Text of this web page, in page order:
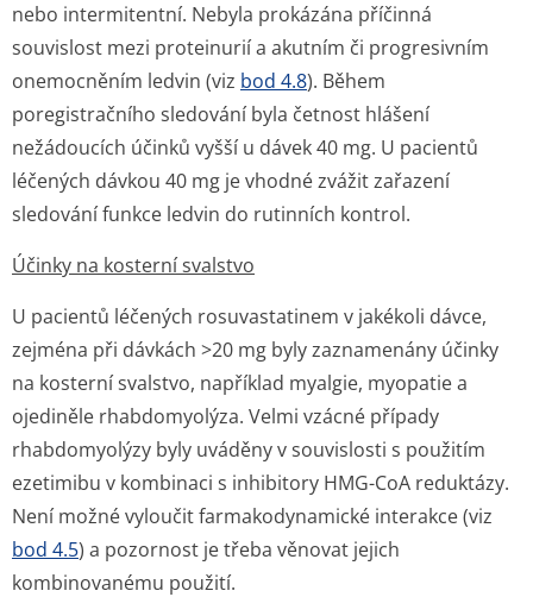
nebo intermitentní. Nebyla prokázána příčinná
souvislost mezi proteinurií a akutním či progresivním
onemocněním ledvin (viz bod 4.8). Během
poregistračního sledování byla četnost hlášení
nežádoucích účinků vyšší u dávek 40 mg. U pacientů
léčených dávkou 40 mg je vhodné zvážit zařazení
sledování funkce ledvin do rutinních kontrol.
Účinky na kosterní svalstvo
U pacientů léčených rosuvastatinem v jakékoli dávce,
zejména při dávkách >20 mg byly zaznamenány účinky
na kosterní svalstvo, například myalgie, myopatie a
ojediněle rhabdomyolýza. Velmi vzácné případy
rhabdomyolýzy byly uváděny v souvislosti s použitím
ezetimibu v kombinaci s inhibitory HMG-CoA reduktázy.
Není možné vyloučit farmakodynamické interakce (viz
bod 4.5) a pozornost je třeba věnovat jejich
kombinovanému použití.